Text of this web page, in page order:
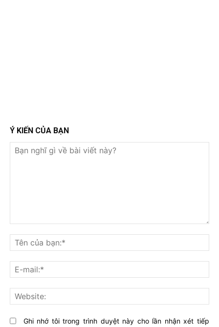
Ý KIẾN CỦA BẠN
nghĩ
gì
về
bài
viết
này?
Ghi nhớ tôi trong trình duyệt này cho lần nhận xét tiếp